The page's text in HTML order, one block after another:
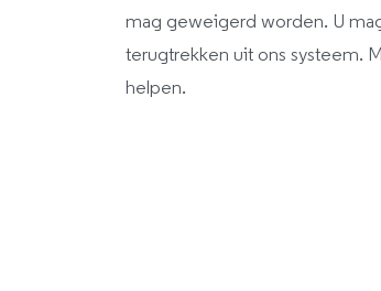
mag geweigerd worden. U
terugtrekken uit ons systeem.
helpen.